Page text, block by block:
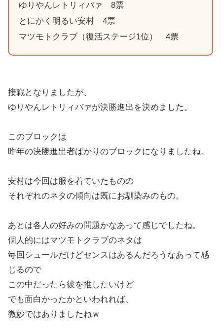
ゆりやんレトリィバァ 8票
とにかく明るい安村 4票
マツモトクラブ（復活ステージ1位） 4票
接戦となりましたが、
ゆりやんレトリィバァが決勝進出を決めました。
このブロックは
昨年の決勝進出者ばかりのブロックになりましたね。
安村は今回は服を着ていたものの
それぞれのネタの傾向は既にお馴染みのもの。
あとは各人の好みの問題かなあって感じでしたね。
個人的にはマツモトクラブのネタは
毎回シュールだけどセンスはあるんだろうなあって感
じるので
この中だったら彼を推したいけど
でも面白かったかといわれれば、
微妙ではありましたねｗ